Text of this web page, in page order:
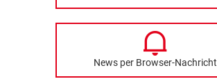
News per Browser-Nachricht